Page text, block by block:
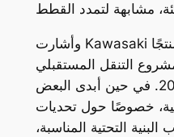
وأشارت Kawasaki إلى أن هذا النموذج ليس منتجًا
التنقل المستقبلي
للشركة بحلول عام 2050. في حين أبدى البعض
خصوصًا حول تحديات
التحتية المناسبة،